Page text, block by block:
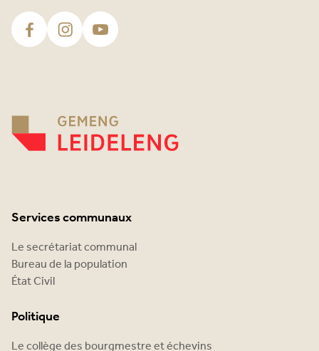
Services communaux
Le secrétariat communal
Bureau de la population
État Civil
Politique
Le collège des bourgmestre et échevins